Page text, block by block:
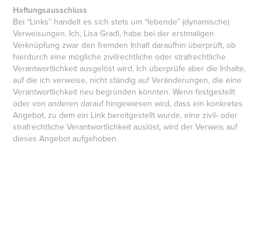
Haftungsausschluss
Bei “Links” handelt es sich stets um “lebende” (dynamische)
Verweisungen. Ich, Lisa Gradl, habe bei der erstmaligen
Verknüpfung zwar den fremden Inhalt daraufhin überprüft, ob
hierdurch eine mögliche zivilrechtliche oder strafrechtliche
Verantwortlichkeit ausgelöst wird. Ich überprüfe aber die Inhalte,
auf die ich verweise, nicht ständig auf Veränderungen, die eine
Verantwortlichkeit neu begründen könnten. Wenn festgestellt
oder von anderen darauf hingewiesen wird, dass ein konkretes
Angebot, zu dem ein Link bereitgestellt wurde, eine zivil- oder
strafrechtliche Verantwortlichkeit auslöst, wird der Verweis auf
dieses Angebot aufgehoben.